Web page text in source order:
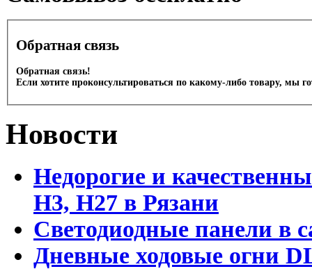
Обратная связь
Обратная связь!
Если хотите проконсультироваться по какому-либо товару, мы
Новости
Недорогие и
Н3, Н27 в Рязани
Светодиодные панели в
Дневные ходовые огни